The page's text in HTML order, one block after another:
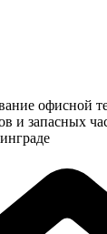
офисной
и запасных